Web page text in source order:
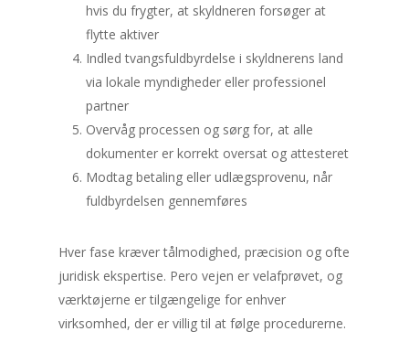
hvis du frygter, at skyldneren forsøger at
flytte aktiver
Indled tvangsfuldbyrdelse i skyldnerens land
via lokale myndigheder eller professionel
partner
Overvåg processen og sørg for, at alle
dokumenter er korrekt oversat og attesteret
Modtag betaling eller udlægsprovenu, når
fuldbyrdelsen gennemføres
Hver fase kræver tålmodighed, præcision og ofte
juridisk ekspertise. Pero vejen er velafprøvet, og
værktøjerne er tilgængelige for enhver
virksomhed, der er villig til at følge procedurerne.